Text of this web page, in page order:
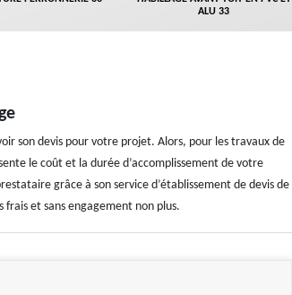
ALU 33
son devis pour votre projet. Alors, pour les travaux de
le coût et la durée d’accomplissement de votre
grâce à son service d’établissement de devis de
et sans engagement non plus.